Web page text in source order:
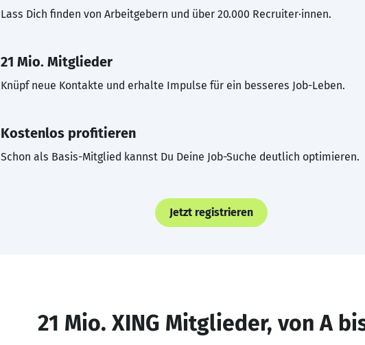
Lass Dich finden von Arbeitgebern und über 20.000 Recruiter·innen.
21 Mio. Mitglieder
Knüpf neue Kontakte und erhalte Impulse für ein besseres Job-Leben.
Kostenlos profitieren
Schon als Basis-Mitglied kannst Du Deine Job-Suche deutlich optimieren.
Jetzt registrieren
21 Mio. XING Mitglieder, von A